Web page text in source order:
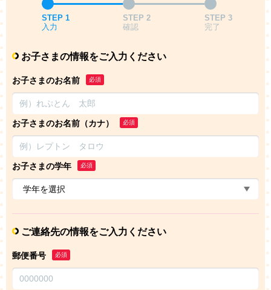
STEP 1
入力
STEP 2
確認
STEP 3
完了
お子さまの情報をご入力ください
お子さまのお名前 必須
お子さまのお名前（カナ） 必須
お子さまの学年 必須
ご連絡先の情報をご入力ください
郵便番号 必須